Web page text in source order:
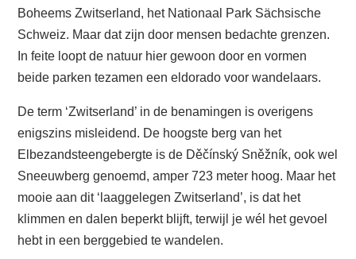
Boheems Zwitserland, het Nationaal Park Sächsische
Schweiz. Maar dat zijn door mensen bedachte grenzen.
In feite loopt de natuur hier gewoon door en vormen
beide parken tezamen een eldorado voor wandelaars.
De term ‘Zwitserland’ in de benamingen is overigens
enigszins misleidend. De hoogste berg van het
Elbezandsteengebergte is de Děčínský Sněžník, ook wel
Sneeuwberg genoemd, amper 723 meter hoog. Maar het
mooie aan dit ‘laaggelegen Zwitserland’, is dat het
klimmen en dalen beperkt blijft, terwijl je wél het gevoel
hebt in een berggebied te wandelen.